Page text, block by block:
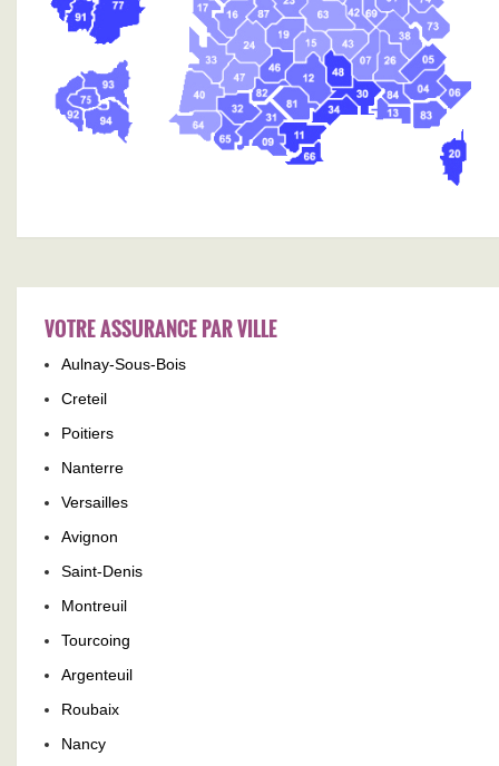
VOTRE ASSURANCE PAR VILLE
Aulnay-Sous-Bois
Creteil
Poitiers
Nanterre
Versailles
Avignon
Saint-Denis
Montreuil
Tourcoing
Argenteuil
Roubaix
Nancy